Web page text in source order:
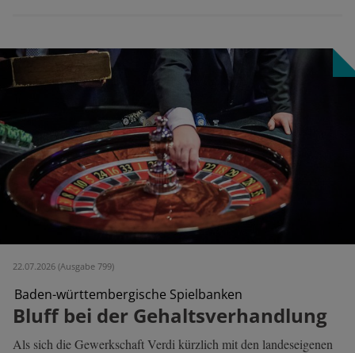
22.07.2026 (Ausgabe 799)
Baden-württembergische Spielbanken
Bluff bei der Gehaltsverhandlung
Als sich die Gewerkschaft Verdi kürzlich mit den landeseigenen